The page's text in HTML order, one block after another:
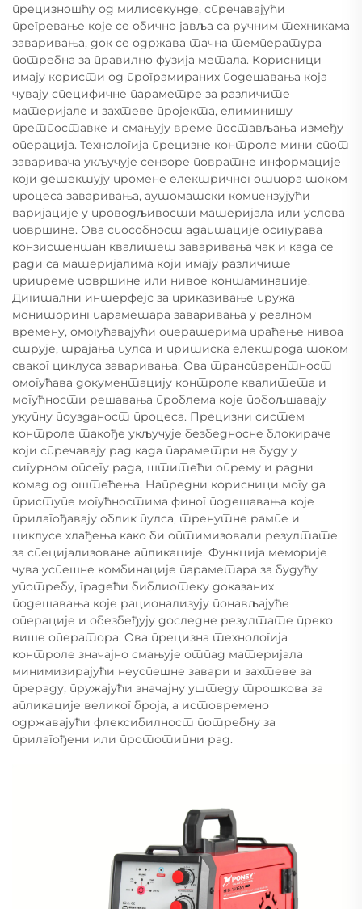
прецизношћу од милисекунде, спречавајући
прегревање које се обично јавља са ручним техникама
заваривања, док се одржава тачна температура
потребна за правилно фузија метала. Корисници
имају користи од програмираних подешавања која
чувају специфичне параметре за различите
материјале и захтеве пројекта, елиминишу
претпоставке и смањују време постављања између
операција. Технологија прецизне контроле мини спот
заваривача укључује сензоре повратне информације
који детектују промене електричног отпора током
процеса заваривања, аутоматски компензујући
варијације у проводљивости материјала или услова
површине. Ова способност адаптације осигурава
конзистентан квалитет заваривања чак и када се
ради са материјалима који имају различите
припреме површине или нивое контаминације.
Дигитални интерфејс за приказивање пружа
мониторинг параметара заваривања у реалном
времену, омогућавајући оператерима праћење нивоа
струје, трајања пулса и притиска електрода током
сваког циклуса заваривања. Ова транспарентност
омогућава документацију контроле квалитета и
могућности решавања проблема које побољшавају
укупну поузданост процеса. Прецизни систем
контроле такође укључује безбедносне блокираче
који спречавају рад када параметри не буду у
сигурном опсегу рада, штитећи опрему и радни
комад од оштећења. Напредни корисници могу да
приступе могућностима финог подешавања које
прилагођавају облик пулса, тренутне рампе и
циклусе хлађења како би оптимизовали резултате
за специјализоване апликације. Функција меморије
чува успешне комбинације параметара за будућу
употребу, градећи библиотеку доказаних
подешавања које рационализују понављајуће
операције и обезбеђују доследне резултате преко
више оператора. Ова прецизна технологија
контроле значајно смањује отпад материјала
минимизирајући неуспешне завари и захтеве за
прераду, пружајући значајну уштеду трошкова за
апликације великог броја, а истовремено
одржавајући флексибилност потребну за
прилагођени или прототипни рад.